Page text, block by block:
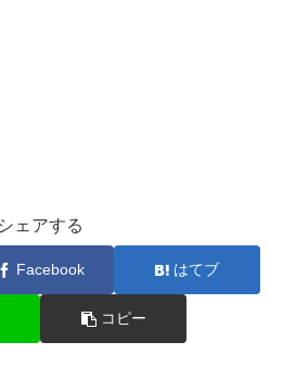
シェアする
Facebook はてブ
コピー